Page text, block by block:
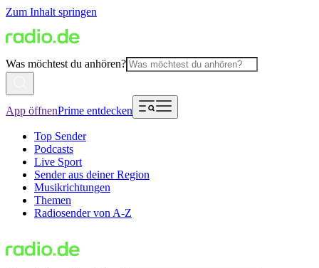
Zum Inhalt springen
Was möchtest du anhören?
App öffnenPrime entdecken
Top Sender
Podcasts
Live Sport
Sender aus deiner Region
Musikrichtungen
Themen
Radiosender von A-Z